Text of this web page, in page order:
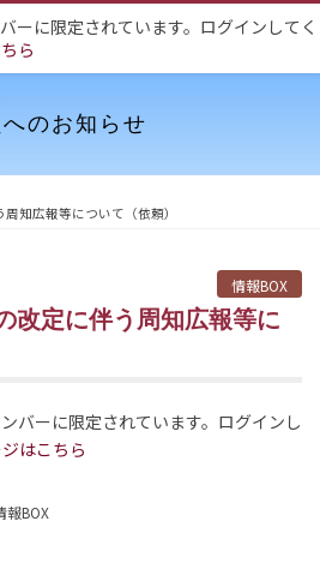
ーに限定されています。ログインしてく
ら
のお知らせ
知広報等について（依頼）
情報BOX
バーに限定されています。ログインし
はこちら
報BOX